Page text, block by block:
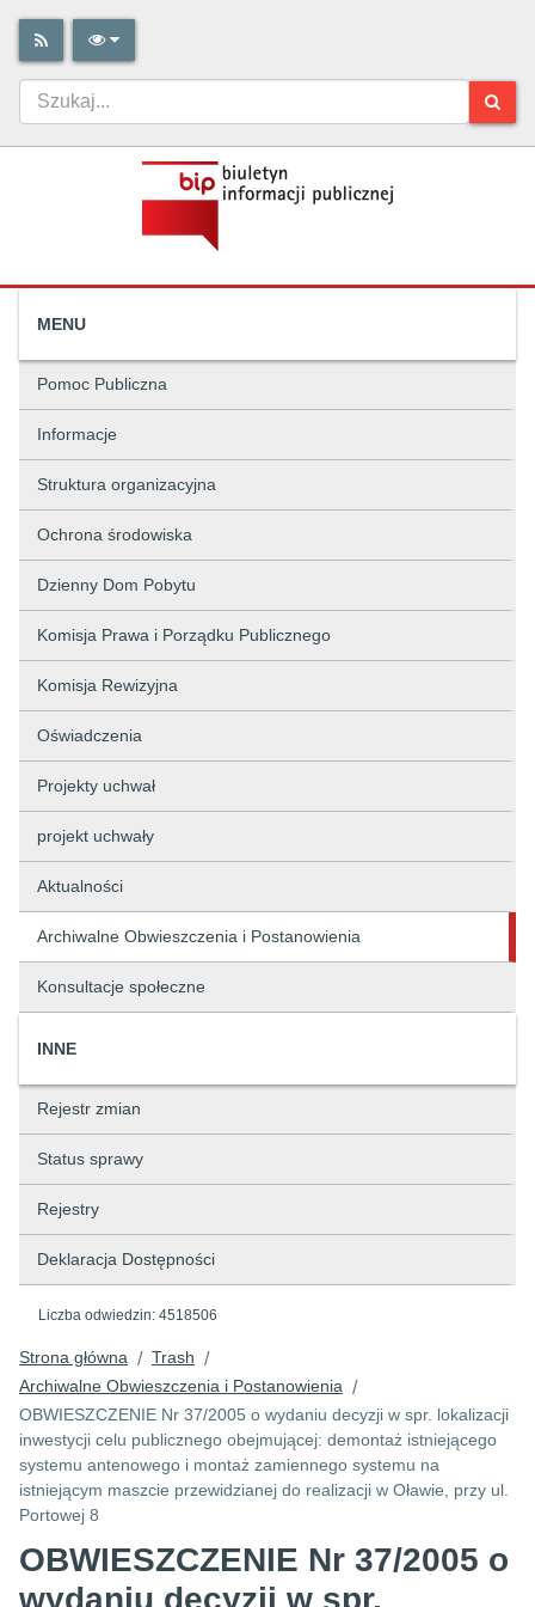
MENU
Pomoc Publiczna
Informacje
Struktura organizacyjna
Ochrona środowiska
Dzienny Dom Pobytu
Komisja Prawa i Porządku Publicznego
Komisja Rewizyjna
Oświadczenia
Projekty uchwał
projekt uchwały
Aktualności
Archiwalne Obwieszczenia i Postanowienia
Konsultacje społeczne
INNE
Rejestr zmian
Status sprawy
Rejestry
Deklaracja Dostępności
Liczba odwiedzin: 4518506
Strona główna / Trash /
Archiwalne Obwieszczenia i Postanowienia /
OBWIESZCZENIE Nr 37/2005 o wydaniu decyzji w spr. lokalizacji
inwestycji celu publicznego obejmującej: demontaż istniejącego
systemu antenowego i montaż zamiennego systemu na
istniejącym maszcie przewidzianej do realizacji w Oławie, przy ul.
Portowej 8
OBWIESZCZENIE Nr 37/2005 o
wydaniu decyzji w spr.